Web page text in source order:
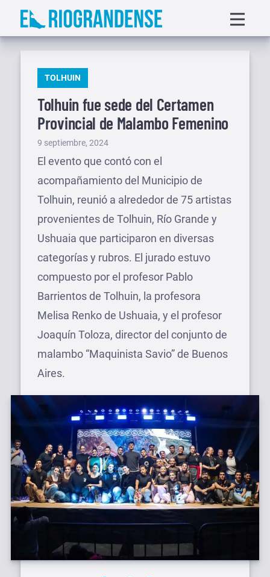
Saltar
menu
PUBLICADO
TOLHUIN
Tolhuin fue sede del Certamen
Provincial de Malambo Femenino
Publicado
el
9 septiembre, 2024
El evento que contó con el
acompañamiento del Municipio de
Tolhuin, reunió a alrededor de 75 artistas
provenientes de Tolhuin, Río Grande y
Ushuaia que participaron en diversas
categorías y rubros. El jurado estuvo
compuesto por el profesor Pablo
Barrientos de Tolhuin, la profesora
Melisa Renko de Ushuaia, y el profesor
Joaquín Toloza, director del conjunto de
malambo “Maquinista Savio” de Buenos
Aires.